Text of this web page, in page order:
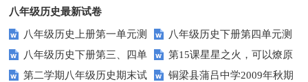
八年级历史最新试卷
八年级历史上册第一单元测
试题及答案
八年级历史下册第四单元测
试题及答案
八年级历史下册第三、四单
元检测题及答案
第15课星星之火，可以燎原
同步练习3（北师大版八上）
第二学期八年级历史期末试
铜梁县蒲吕中学2009年秋期